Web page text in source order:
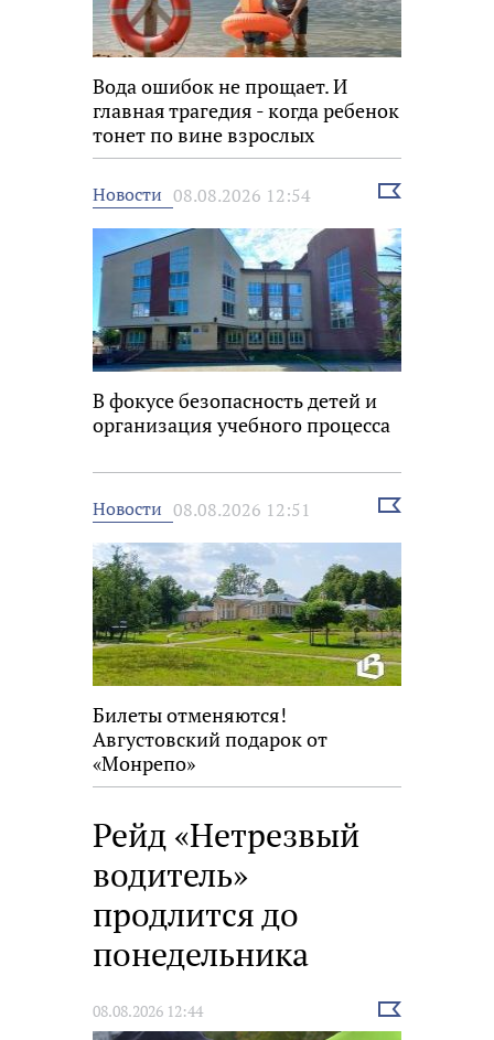
Вода ошибок не прощает. И
главная трагедия - когда ребенок
тонет по вине взрослых
Новости 08.08.2026 12:54
Выбрать
В фокусе безопасность детей и
организация учебного процесса
Новости 08.08.2026 12:51
Выбрать
Билеты отменяются!
Августовский подарок от
«Монрепо»
Рейд «Нетрезвый
водитель»
продлится до
понедельника
08.08.2026 12:44
Выбрать
новость